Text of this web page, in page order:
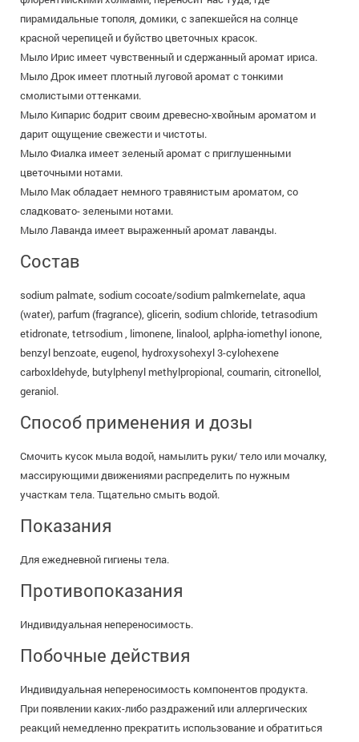
пирамидальные тополя, домики, с запекшейся на солнце
красной черепицей и буйство цветочных красок.
Мыло Ирис имеет чувственный и сдержанный аромат ириса.
Мыло Дрок имеет плотный луговой аромат с тонкими
смолистыми оттенками.
Мыло Кипарис бодрит своим древесно-хвойным ароматом и
дарит ощущение свежести и чистоты.
Мыло Фиалка имеет зеленый аромат с приглушенными
цветочными нотами.
Мыло Мак обладает немного травянистым ароматом, со
сладковато- зелеными нотами.
Мыло Лаванда имеет выраженный аромат лаванды.
Состав
sodium palmate, sodium cocoate/sodium palmkernelate, aqua
(water), parfum (fragrance), glicerin, sodium chloride, tetrasodium
etidronate, tetrsodium , limonene, linalool, aplpha-iomethyl ionone,
benzyl benzoate, eugenol, hydroxysohexyl 3-cylohexene
carboxldehyde, butylphenyl methylpropional, coumarin, citronellol,
geraniol.
Способ применения и дозы
Смочить кусок мыла водой, намылить руки/ тело или мочалку,
массирующими движениями распределить по нужным
участкам тела. Тщательно смыть водой.
Показания
Для ежедневной гигиены тела.
Противопоказания
Индивидуальная непереносимость.
Побочные действия
Индивидуальная непереносимость компонентов продукта.
При появлении каких-либо раздражений или аллергических
реакций немедленно прекратить использование и обратиться